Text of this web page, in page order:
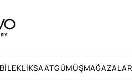
BILEKLIKSAATGÜMÜŞMAĞAZALAR